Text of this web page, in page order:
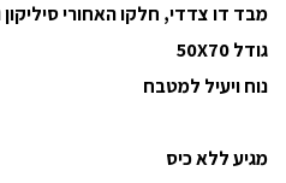
מבד דו צדדי, חלקו האחורי
גודל 50X70
נוח ויעיל למטבח
מגיע ללא כיס